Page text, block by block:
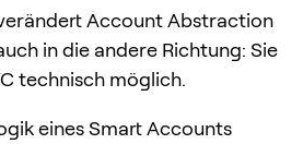
Account Abstraction
in die andere Richtung: Sie
technisch möglich.
eines Smart Accounts